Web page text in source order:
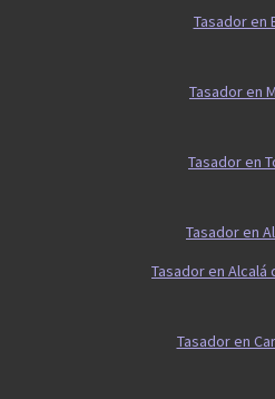
Tasador en
Tasador en
Tasador en
Tasador en
Tasador en Alcalá
Tasador en